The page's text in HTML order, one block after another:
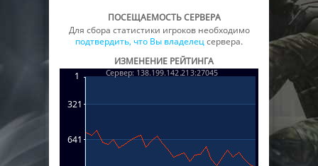
ПОСЕЩАЕМОСТЬ СЕРВЕРА
Для сбора статистики игроков необходимо
подтвердить, что Вы владелецсервера.
ИЗМЕНЕНИЕ РЕЙТИНГА